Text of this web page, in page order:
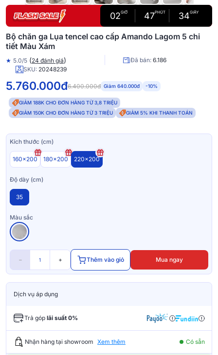
02GIỜ 47PHÚT 33GIÂY
Bộ chăn ga Lụa tencel cao cấp Amando Lagom 5 chi
tiết Màu Xám
★ 5.0/5 (24 đánh giá) Đã bán: 6.186
SKU: 20248239
5.760.000đ6.400.000đ Giảm 640.000đ -10%
GIẢM 188K CHO ĐƠN HÀNG TỪ 3,8 TRIỆU
GIẢM 150K CHO ĐƠN HÀNG TỪ 3 TRIỆU
GIẢM 5% KHI THANH TOÁN
Kích thước (cm)
160x200 180x200 220x200
Độ dày (cm)
35
Màu sắc
− + Thêm vào giỏ Mua ngay
Dịch vụ áp dụng
Trả góp lãi suất 0%
Nhận hàng tại showroom Xem thêm Có sẵn